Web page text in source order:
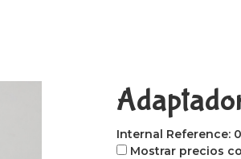
Internal Reference:
Mostrar precios